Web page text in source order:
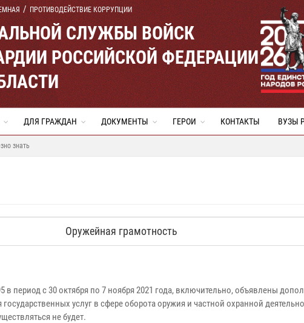
ПРОТИВОДЕЙСТВИЕ КОРРУПЦИИ
СЛУЖБЫ ВОЙСК
РОССИЙСКОЙ ФЕДЕРАЦИИ
ДЛЯ ГРАЖДАН ДОКУМЕНТЫ ГЕРОИ КОНТАКТЫ ВУЗЫ
знать
Оружейная грамотность
в период с 30 октября по 7 ноября 2021 года, включительно, объявлены
услуг в сфере оборота оружия и частной охранной
не будет.